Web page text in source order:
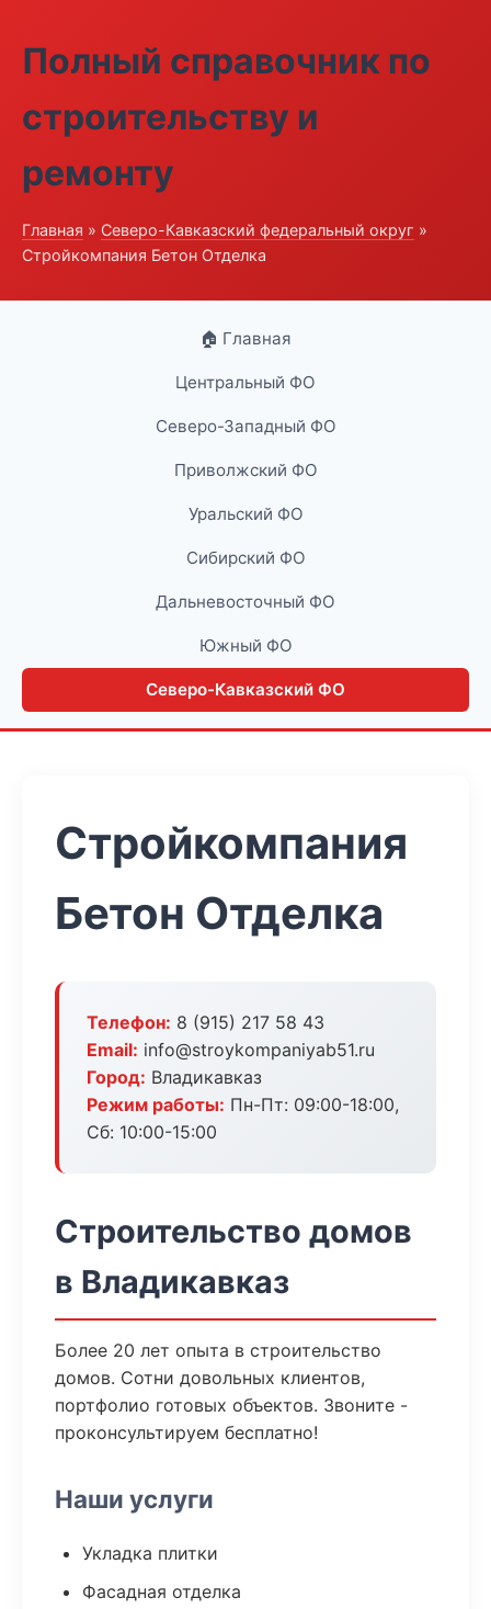
Полный справочник по
строительству и
ремонту
Главная » Северо-Кавказский федеральный округ »
Стройкомпания Бетон Отделка
🏠 Главная
Центральный ФО
Северо-Западный ФО
Приволжский ФО
Уральский ФО
Сибирский ФО
Дальневосточный ФО
Южный ФО
Северо-Кавказский ФО
Стройкомпания
Бетон Отделка
Телефон: 8 (915) 217 58 43
Email: info@stroykompaniyab51.ru
Город: Владикавказ
Режим работы: Пн-Пт: 09:00-18:00,
Сб: 10:00-15:00
Строительство домов
в Владикавказ
Более 20 лет опыта в строительство
домов. Сотни довольных клиентов,
портфолио готовых объектов. Звоните -
проконсультируем бесплатно!
Наши услуги
Укладка плитки
Фасадная отделка